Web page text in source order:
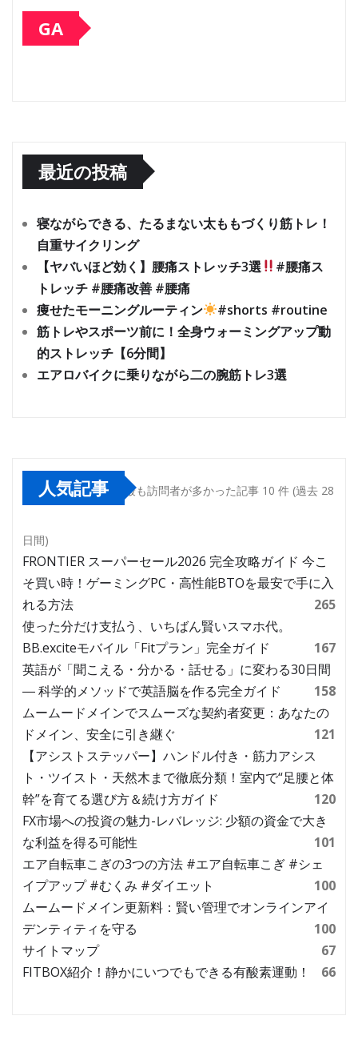
GA
最近の投稿
寝ながらできる、たるまない太ももづくり筋トレ！
自重サイクリング
【ヤバいほど効く】腰痛ストレッチ3選
#腰痛ス
トレッチ #腰痛改善 #腰痛
痩せたモーニングルーティン
#shorts #routine
筋トレやスポーツ前に！全身ウォーミングアップ動
的ストレッチ【6分間】
エアロバイクに乗りながら二の腕筋トレ3選
人気記事 最も訪問者が多かった記事 10 件 (過去 28
日間)
FRONTIER スーパーセール2026 完全攻略ガイド 今こ
そ買い時！ゲーミングPC・高性能BTOを最安で手に入
れる方法
265
使った分だけ支払う、いちばん賢いスマホ代。
BB.exciteモバイル「Fitプラン」完全ガイド
167
英語が「聞こえる・分かる・話せる」に変わる30日間
― 科学的メソッドで英語脳を作る完全ガイド
158
ムームードメインでスムーズな契約者変更：あなたの
ドメイン、安全に引き継ぐ
121
【アシストステッパー】ハンドル付き・筋力アシス
ト・ツイスト・天然木まで徹底分類！室内で“足腰と体
幹”を育てる選び方＆続け方ガイド
120
FX市場への投資の魅力-レバレッジ: 少額の資金で大き
な利益を得る可能性
101
エア自転車こぎの3つの方法 #エア自転車こぎ #シェ
イプアップ #むくみ #ダイエット
100
ムームードメイン更新料：賢い管理でオンラインアイ
デンティティを守る
100
サイトマップ
67
FITBOX紹介！静かにいつでもできる有酸素運動！
66